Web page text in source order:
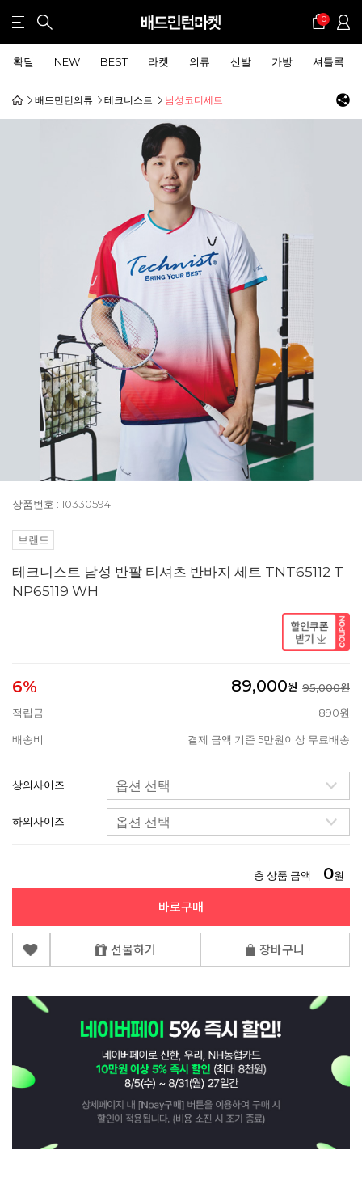
0
확딜 NEW BEST 라켓 의류 신발 가방 셔틀콕
배드민턴의류 테크니스트 남성코디세트
상품번호 : 10330594
브랜드
테크니스트 남성 반팔 티셔츠 반바지 세트 TNT65112 T
NP65119 WH
6% 89,000원 95,000원
적립금
890원
배송비 결제 금액 기준 5만원이상 무료배송
상의사이즈
하의사이즈
총 상품 금액 0원
바로구매
선물하기 장바구니